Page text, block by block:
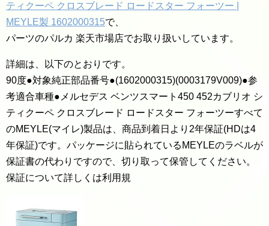
ティクーペ クロスブレード ロードスター フォーツー |
MEYLE製 1602000315で、
パーツのパルカ 楽天市場店でお取り扱いしています。
詳細は、以下のとおりです。
90度●対象純正部品番号●(1602000315)(0003179V009)●参
考適合車種●メルセデス ベンツスマート450 452カブリオ シ
ティクーペ クロスブレード ロードスター フォーツーすべて
のMEYLE(マイレ)製品は、商品到着日より2年保証(HDは4
年保証)です。パッケージに貼られているMEYLEのラベルが
保証書の代わりですので、切り取って保管してください。
保証について詳しくは利用規